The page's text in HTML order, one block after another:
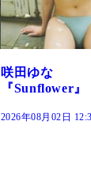
藤水咲桜『花
だまり』
2026年08月02日